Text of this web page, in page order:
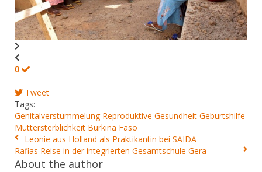
0
Tweet
Tags:
Genitalverstümmelung Reproduktive Gesundheit Geburtshilfe
Müttersterblichkeit Burkina Faso
Leonie aus Holland als Praktikantin bei SAIDA
Rafias Reise in der integrierten Gesamtschule Gera
About the author